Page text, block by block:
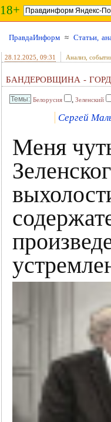
18+
ПравдаИнформ ≈ Статьи,
28.12.2025 , 09:31 Анализ,
БАНДЕРОВЩИНА -
Белорусия , Зеленский
Сергей
Меня